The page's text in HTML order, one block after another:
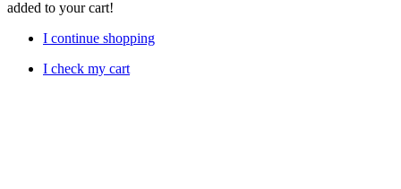
added to your cart!
I continue shopping
I check my cart